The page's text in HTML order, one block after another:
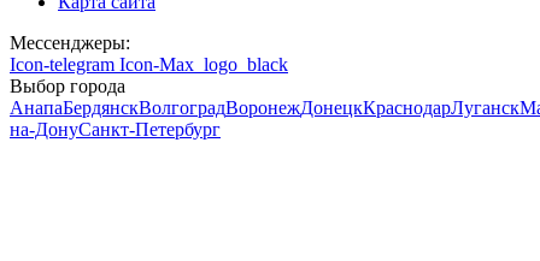
Мессенджеры:
Icon-telegram Icon-Max_logo_black
Выбор города
АнапаБердянскВолгоградВоронежДонецкКраснодарЛуганск
на-ДонуСанкт-Петербург